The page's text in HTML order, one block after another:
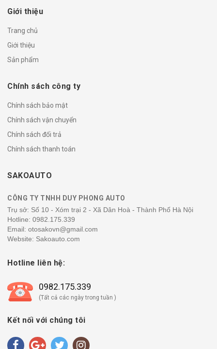
Giới thiệu
Trang chủ
Giới thiệu
Sản phẩm
Chính sách công ty
Chính sách bảo mật
Chính sách vận chuyển
Chính sách đổi trả
Chính sách thanh toán
SAKOAUTO
CÔNG TY TNHH DUY PHONG AUTO
Trụ sở: Số 10 - Xóm trại 2 - Xã Dân Hoà - Thành Phố Hà Nội
Hotline: 0982.175.339
Email: otosakovn@gmail.com
Website: Sakoauto.com
Hotline liên hệ:
0982.175.339
(Tất cả các ngày trong tuần )
Kết nối với chúng tôi